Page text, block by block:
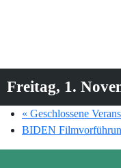
Freitag, 1.
« Geschlossene
BIDEN